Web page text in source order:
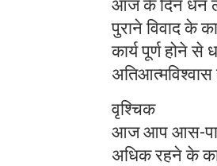
आज के दिन धन
पुराने विवाद के
कार्य पूर्ण होने
अतिआत्मविश्वास
वृश्चिक
आज आप आस-पास
अधिक रहने के